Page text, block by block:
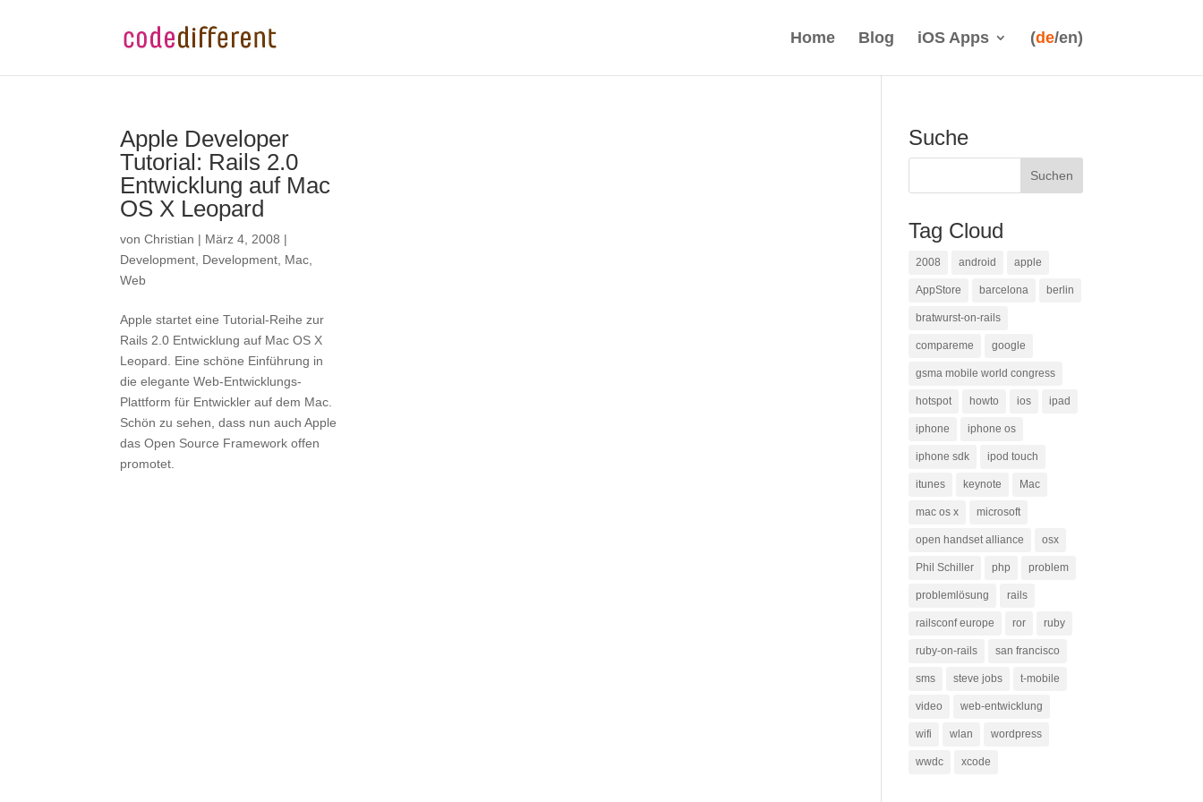
Home Blog iOS Apps (de/en)
Apple Developer
Tutorial: Rails 2.0
Entwicklung auf Mac
OS X Leopard
vonChristian | März 4, 2008 |
Development Development Mac
Web
Apple startet eine Tutorial-Reihe zur
Rails 2.0 Entwicklung auf Mac OS X
Leopard. Eine schöne Einführung in
die elegante Web-Entwicklungs-
Plattform für Entwickler auf dem Mac.
Schön zu sehen, dass nun auch Apple
das Open Source Framework offen
promotet.
Suche
Tag Cloud
2008 android apple
AppStore barcelona berlin
bratwurst-on-rails
compareme google
gsma mobile world congress
hotspot howto ios ipad
iphone iphone os
iphone sdk ipod touch
itunes keynote Mac
mac os x microsoft
open handset alliance osx
Phil Schiller php problem
problemlösung rails
railsconf europe ror ruby
ruby-on-rails san francisco
sms steve jobs t-mobile
video web-entwicklung
wifi wlan wordpress
wwdc xcode